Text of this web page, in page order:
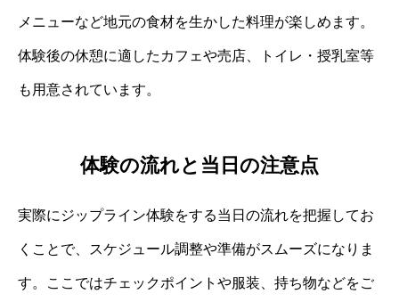
メニューなど地元の食材を生かした料理が楽しめます。
体験後の休憩に適したカフェや売店、トイレ・授乳室等
も用意されています。
体験の流れと当日の注意点
実際にジップライン体験をする当日の流れを把握してお
くことで、スケジュール調整や準備がスムーズになりま
す。ここではチェックポイントや服装、持ち物などをご